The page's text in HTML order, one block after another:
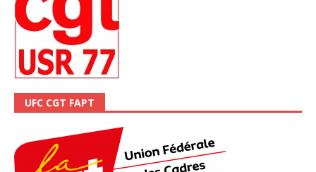
UFC CGT FAPT